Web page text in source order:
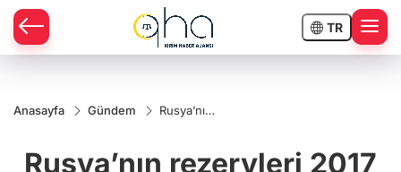
TR
Anasayfa Gündem
Rusya’nın
tükenebilir
Rusya’nın rezervleri 2017